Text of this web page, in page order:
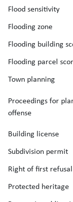
Flood sensitivity
Flooding zone
Flooding building
Flooding parcel
Town planning
Proceedings for
offense
Building license
Subdivision permit
Right of first refusal
Protected heritage